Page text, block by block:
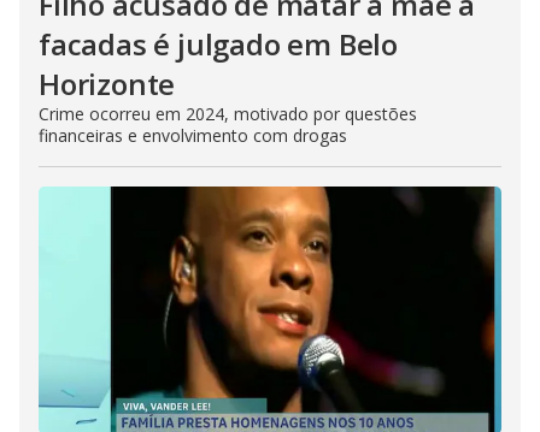
facadas é julgado em Belo
Horizonte
Crime ocorreu em 2024, motivado por questões
financeiras e envolvimento com drogas